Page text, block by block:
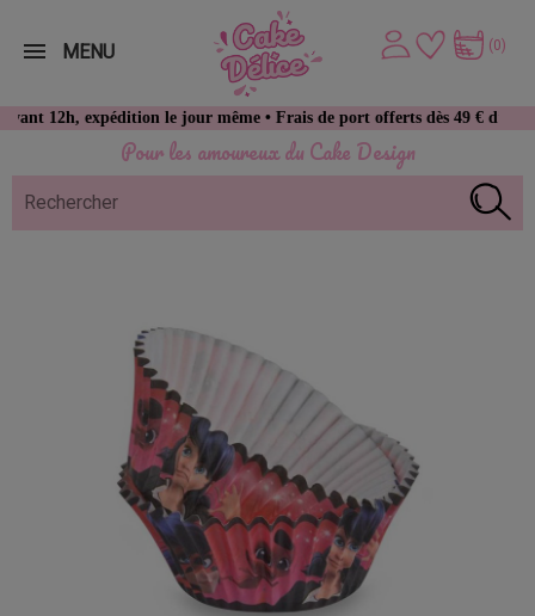
Pour les amoureux du Cake Design
12h, expédition le jour même • Frais de port offerts dès 49 € d’achat
(0)
MENU